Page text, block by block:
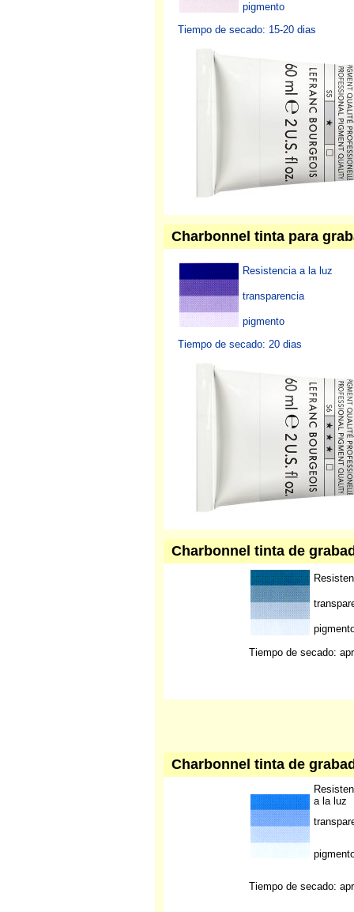
pigmento
Tiempo de secado: 15-20 dias
Charbonnel tinta para
Resistencia a la luz
transparencia
pigmento
Tiempo de secado: 20 dias
Charbonnel tinta de
Tiempo de secado:
Charbonnel tinta de
a la luz
Tiempo de secado: